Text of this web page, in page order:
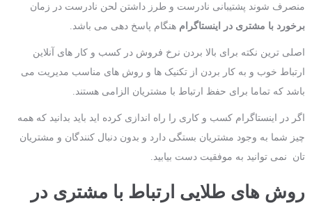
منصرف شوند پشتیبانی نادرست و طرز داشتن لحن نادرست در زمان
برخورد با مشتری در اینستاگرام هنگام پاسخ دهی می باشد.
اصلی ترین نکته برای بالا بردن نرخ فروش در کسب و کار های آنلاین
ارتباط خوب و به کار بردن از تکنیک ها و روش های مناسب مدیریت می
باشد که تماما برای حفظ ارتباط با مشتریان الزامی هستند.
اگر در اینستاگرام کسب و کاری را راه اندازی کرده اید باید بدانید که همه
چیز شما به وجود مشتریان بستگی دارد و بدون دنبال کنندگان و مشتریان
تان نمی توانید به موفقیت دست بیابید.
روش های طلایی ارتباط با مشتری در